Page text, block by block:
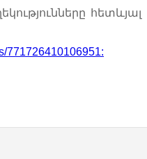
հետևյալ
771726410106951: